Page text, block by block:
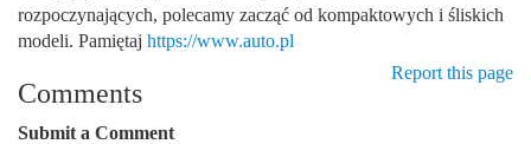
rozpoczynających, polecamy zacząć od kompaktowych i śliskich
modeli. Pamiętaj https://www.auto.pl
Report this page
Comments
Submit a Comment